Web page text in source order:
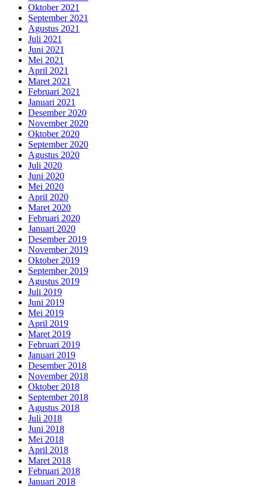
Oktober 2021
September 2021
Agustus 2021
Juli 2021
Juni 2021
Mei 2021
April 2021
Maret 2021
Februari 2021
Januari 2021
Desember 2020
November 2020
Oktober 2020
September 2020
Agustus 2020
Juli 2020
Juni 2020
Mei 2020
April 2020
Maret 2020
Februari 2020
Januari 2020
Desember 2019
November 2019
Oktober 2019
September 2019
Agustus 2019
Juli 2019
Juni 2019
Mei 2019
April 2019
Maret 2019
Februari 2019
Januari 2019
Desember 2018
November 2018
Oktober 2018
September 2018
Agustus 2018
Juli 2018
Juni 2018
Mei 2018
April 2018
Maret 2018
Februari 2018
Januari 2018